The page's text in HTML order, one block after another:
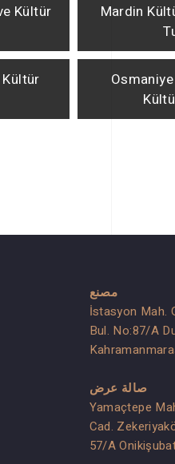
Kültür
Mardin
Kültür
مصنع
İstasyon Mah.
Bul. No:87/A
صالة عرض
Yamaçtepe
Cad.
57/A